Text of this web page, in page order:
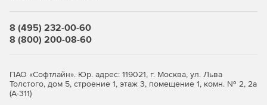
настройками, а также оперативно редактировать уже
Новое в версии nanoCAD
Соответствие ГОСТ в
спецификациях арматурных
8 (495) 232-00-60
8 (800) 200-08-60
ПАО «Софтлайн». Юр. адрес: 119021, г. Москва, ул. Льва
Толстого, дом 5, строение 1, этаж 3, помещение 1, комн. № 2, 2а
(А-311)